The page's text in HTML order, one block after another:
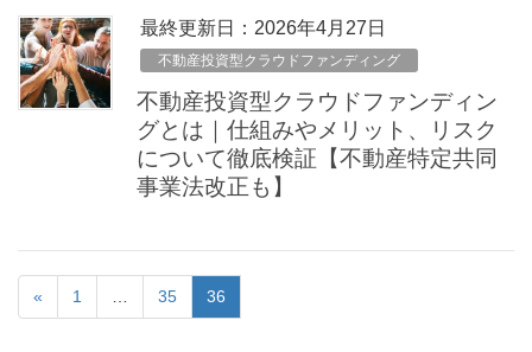
最終更新日：2026年4月27日
不動産投資型クラウドファンディング
不動産投資型クラウドファンディン
グとは｜仕組みやメリット、リスク
について徹底検証【不動産特定共同
事業法改正も】
« 1 35 36